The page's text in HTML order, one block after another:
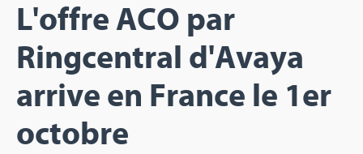
Inscription
L'offre ACO par
Ringcentral d'Avaya
arrive en France le 1er
octobre